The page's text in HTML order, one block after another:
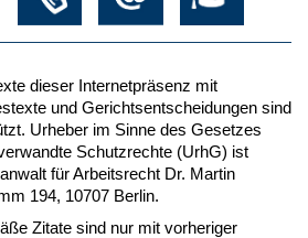
dieser Internetpräsenz mit
und Gerichtsentscheidungen sind
Urheber im Sinne des Gesetzes
Schutzrechte (UrhG) ist
für Arbeitsrecht Dr. Martin
194, 10707 Berlin.
Zitate sind nur mit vorheriger